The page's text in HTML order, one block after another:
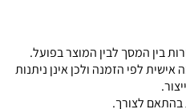
בין המסך לבין המוצר בפועל.
לפי הזמנה ולכן אינן ניתנות
בהתאם לצורך.